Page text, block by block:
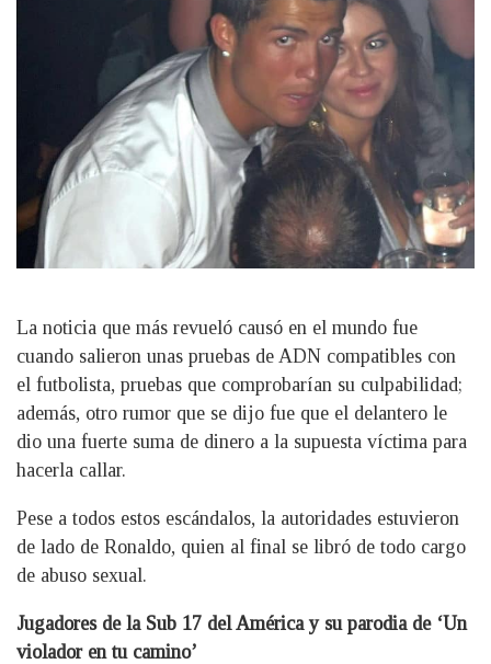
La noticia que más revueló causó en el mundo fue
cuando salieron unas pruebas de ADN compatibles con
el futbolista, pruebas que comprobarían su culpabilidad;
además, otro rumor que se dijo fue que el delantero le
dio una fuerte suma de dinero a la supuesta víctima para
hacerla callar.
Pese a todos estos escándalos, la autoridades estuvieron
de lado de Ronaldo, quien al final se libró de todo cargo
de abuso sexual.
Jugadores de la Sub 17 del América y su parodia de ‘Un
violador en tu camino’